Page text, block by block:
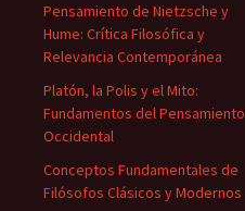
Pensamiento de Nietzsche y
Hume: Crítica Filosófica y
Relevancia Contemporánea
Platón, la Polis y el Mito:
Fundamentos del Pensamiento
Occidental
Conceptos Fundamentales de
Filósofos Clásicos y Modernos